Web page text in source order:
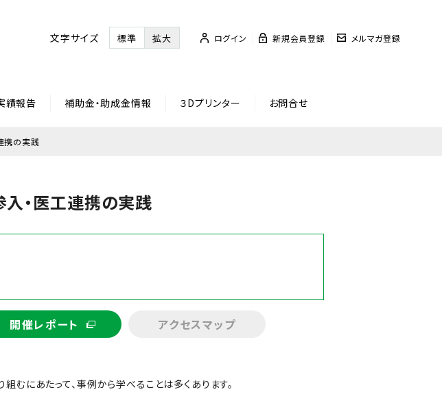
文字サイズ 標準 拡大 ログイン 新規会員登録 メルマガ登録
績報告 補助金・助成金情報 ３Dプリンター お問合せ
携の実践
・医工連携の実践
開催レポート アクセスマップ
にあたって、事例から学べることは多くあります。